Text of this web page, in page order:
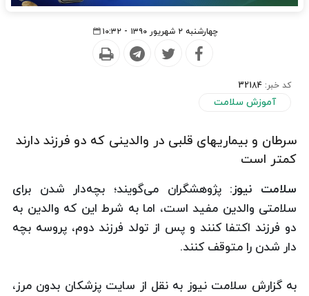
چهارشنبه ۲ شهریور ۱۳۹۰ - ۱۰:۳۲
کد خبر: 32184
آموزش سلامت
سرطان و بیماریهای قلبی در والدینی که دو فرزند دارند
کمتر است
سلامت نیوز: پژوهشگران می‌گویند؛ بچه‌دار شدن برای
سلامتی والدین مفید است، اما به شرط این که والدین به
دو فرزند اکتفا کنند و پس از تولد فرزند دوم، پروسه بچه
دار شدن را متوقف کنند.
به گزارش سلامت نیوز به نقل از سایت پزشکان بدون مرز،